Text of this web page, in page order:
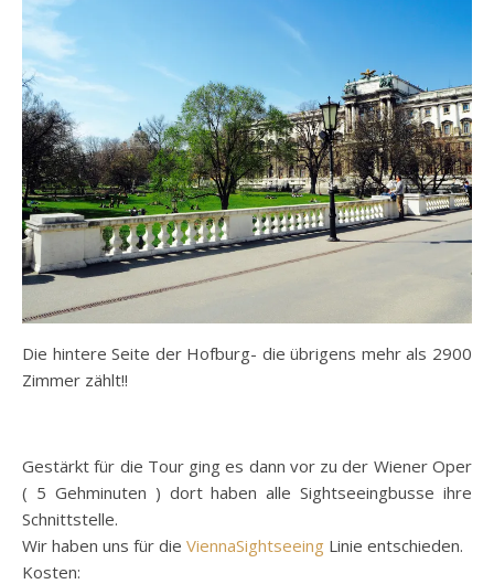
Die hintere Seite der Hofburg- die übrigens mehr als 2900
Zimmer zählt!!
Gestärkt für die Tour ging es dann vor zu der Wiener Oper
( 5 Gehminuten ) dort haben alle Sightseeingbusse ihre
Schnittstelle.
Wir haben uns für die ViennaSightseeing Linie entschieden.
Kosten: